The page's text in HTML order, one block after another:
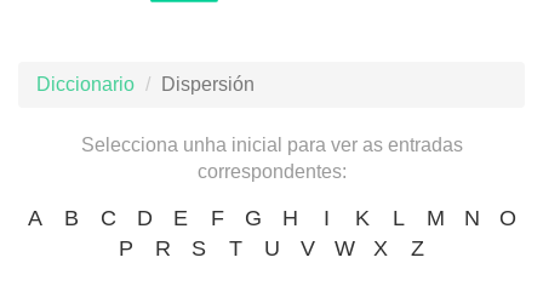
Diccionario Dispersión
Selecciona unha inicial para ver as entradas
correspondentes:
A B C D E F G H I K L M N
O
P
R S T U V W X Z